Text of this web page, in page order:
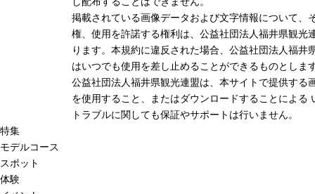
掲載されている画像データおよび文字情報について、
権、使用を許諾する権利は、公益社団法人福井県観光
ります。本規約に違反された場合、公益社団法人福井
はいつでも使用を差し止めることができるものとしま
公益社団法人福井県観光連盟は、本サイトで提供する
を使用すること、またはダウンロードすることによる
トラブルに関しても保証やサポートは行いません。
特集
モデルコース
スポット
体験